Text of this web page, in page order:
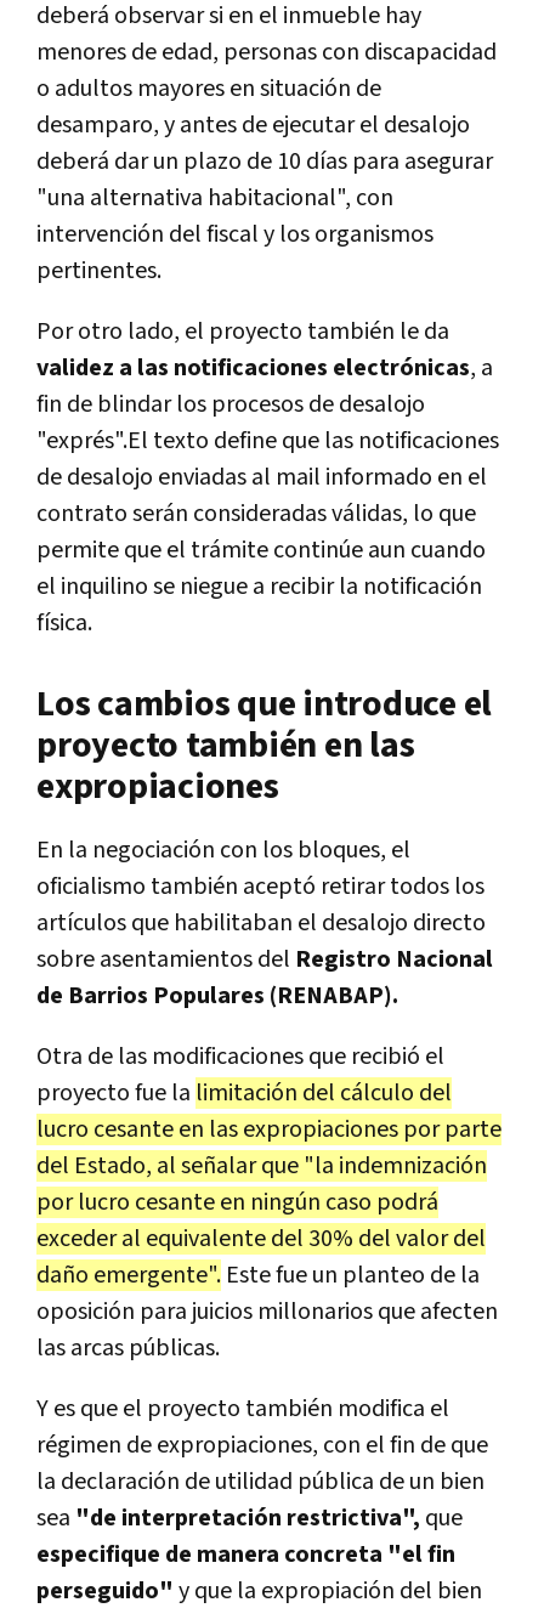
deberá observar si en el inmueble hay
menores de edad, personas con discapacidad
o adultos mayores en situación de
desamparo, y antes de ejecutar el desalojo
deberá dar un plazo de 10 días para asegurar
"una alternativa habitacional", con
intervención del fiscal y los organismos
pertinentes.
Por otro lado, el proyecto también le da
validez a las notificaciones electrónicas, a
fin de blindar los procesos de desalojo
"exprés".El texto define que las notificaciones
de desalojo enviadas al mail informado en el
contrato serán consideradas válidas, lo que
permite que el trámite continúe aun cuando
el inquilino se niegue a recibir la notificación
física.
Los cambios que introduce el
proyecto también en las
expropiaciones
En la negociación con los bloques, el
oficialismo también aceptó retirar todos los
artículos que habilitaban el desalojo directo
sobre asentamientos del Registro Nacional
de Barrios Populares (RENABAP).
Otra de las modificaciones que recibió el
proyecto fue la limitación del cálculo del
lucro cesante en las expropiaciones por parte
del Estado, al señalar que "la indemnización
por lucro cesante en ningún caso podrá
exceder al equivalente del 30% del valor del
daño emergente". Este fue un planteo de la
oposición para juicios millonarios que afecten
las arcas públicas.
Y es que el proyecto también modifica el
régimen de expropiaciones, con el fin de que
la declaración de utilidad pública de un bien
sea "de interpretación restrictiva", que
especifique de manera concreta "el fin
perseguido" y que la expropiación del bien